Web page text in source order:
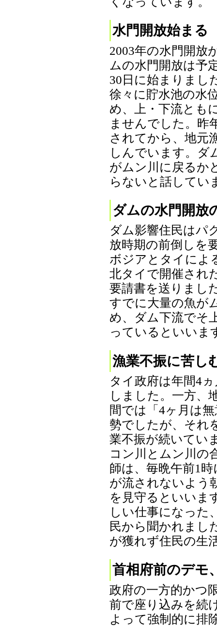
水門開放始まる
2003年の水門開放
ムの水門開放は予
30日に始まりまし
徐々に貯水池の水
め、上・下流とも
ませんでした。昨
されてから、地元
しんでいます。ダ
がムン川に戻るか
らないと話してい
ダムの水門開放
ダム影響住民はパ
放時期の前倒しを
ボジアとタイによ
北タイで開催され
要請書を送りまし
すでに大量の魚が
め、ダム下流でそ
っているといいま
漁業不振に苦し
タイ政府は年間4
しました。一方、
間では「4ヶ月は
勢でしたが、それ
業不振が続いてい
コン川とムン川の
師は、毎晩午前1
が流されないよう
を見守るといいま
しい仕事になった
民から聞かれまし
が獲れず住民の生
首相府前のデモ
政府の一方的かつ
前で座り込みを続
よって強制的に排